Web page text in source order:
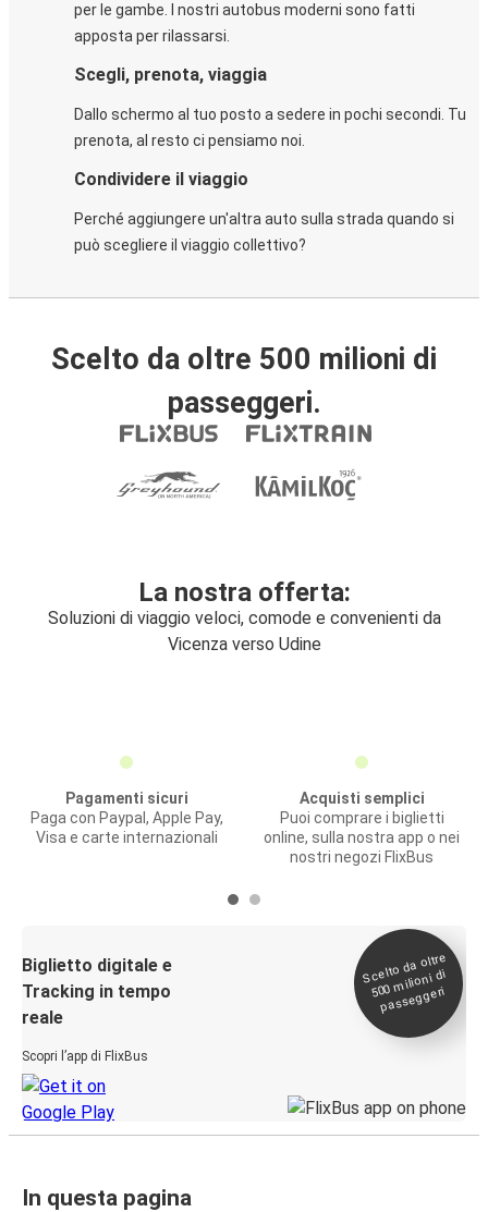
per le gambe. I nostri autobus moderni sono fatti
apposta per rilassarsi.
Scegli, prenota, viaggia
Dallo schermo al tuo posto a sedere in pochi secondi. Tu
prenota, al resto ci pensiamo noi.
Condividere il viaggio
Perché aggiungere un'altra auto sulla strada quando si
può scegliere il viaggio collettivo?
Scelto da oltre 500 milioni di
passeggeri.
La nostra offerta:
Soluzioni di viaggio veloci, comode e convenienti da
Vicenza verso Udine
Pagamenti sicuri
Paga con Paypal, Apple Pay,
Visa e carte internazionali
Acquisti semplici
Puoi comprare i biglietti
online, sulla nostra app o nei
nostri negozi FlixBus
Biglietto digitale e
Tracking in tempo
reale
Scopri l’app di FlixBus
Scelto da oltre
500
milioni di
passeggeri
In questa pagina